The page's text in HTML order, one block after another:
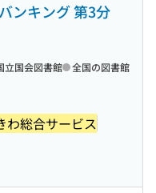
ンキング 第3分
わ総合サービス
立国会図書館 全国の図書館